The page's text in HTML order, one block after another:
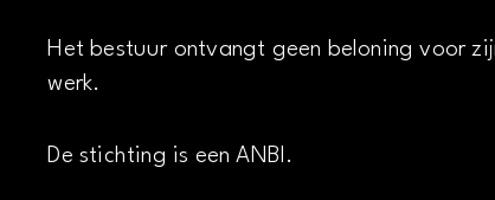
Het bestuur ontvangt geen beloning voor
werk.
De stichting is een ANBI.